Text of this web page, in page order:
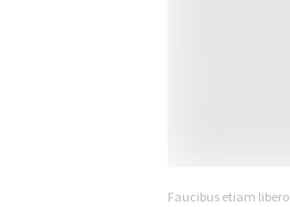
Faucibus etiam libero